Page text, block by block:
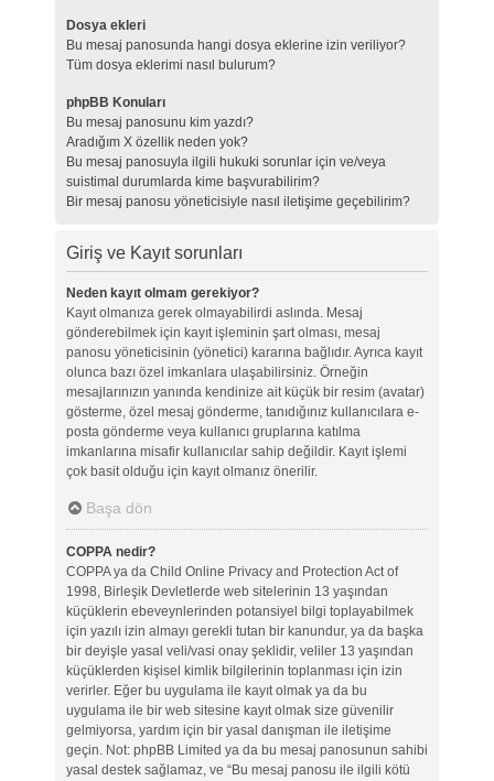
Dosya ekleri
Bu mesaj panosunda hangi dosya eklerine izin veriliyor?
Tüm dosya eklerimi nasıl bulurum?
phpBB Konuları
Bu mesaj panosunu kim yazdı?
Aradığım X özellik neden yok?
Bu mesaj panosuyla ilgili hukuki sorunlar için ve/veya
suistimal durumlarda kime başvurabilirim?
Bir mesaj panosu yöneticisiyle nasıl iletişime geçebilirim?
Giriş ve Kayıt sorunları
Neden kayıt olmam gerekiyor?
Kayıt olmanıza gerek olmayabilirdi aslında. Mesaj
gönderebilmek için kayıt işleminin şart olması, mesaj
panosu yöneticisinin (yönetici) kararına bağlıdır. Ayrıca kayıt
olunca bazı özel imkanlara ulaşabilirsiniz. Örneğin
mesajlarınızın yanında kendinize ait küçük bir resim (avatar)
gösterme, özel mesaj gönderme, tanıdığınız kullanıcılara e-
posta gönderme veya kullanıcı gruplarına katılma
imkanlarına misafir kullanıcılar sahip değildir. Kayıt işlemi
çok basit olduğu için kayıt olmanız önerilir.
Başa dön
COPPA nedir?
COPPA ya da Child Online Privacy and Protection Act of
1998, Birleşik Devletlerde web sitelerinin 13 yaşından
küçüklerin ebeveynlerinden potansiyel bilgi toplayabilmek
için yazılı izin almayı gerekli tutan bir kanundur, ya da başka
bir deyişle yasal veli/vasi onay şeklidir, veliler 13 yaşından
küçüklerden kişisel kimlik bilgilerinin toplanması için izin
verirler. Eğer bu uygulama ile kayıt olmak ya da bu
uygulama ile bir web sitesine kayıt olmak size güvenilir
gelmiyorsa, yardım için bir yasal danışman ile iletişime
geçin. Not: phpBB Limited ya da bu mesaj panosunun sahibi
yasal destek sağlamaz, ve “Bu mesaj panosu ile ilgili kötü